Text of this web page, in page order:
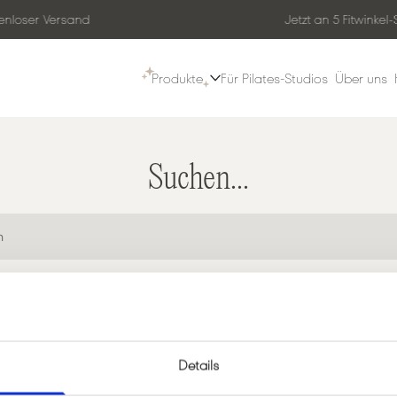
Details
Versand Jetzt an 5
Produkte Für Pilates-Studios Über uns
Suchen...